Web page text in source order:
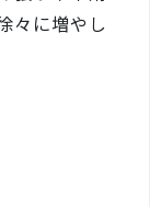
々に増やし